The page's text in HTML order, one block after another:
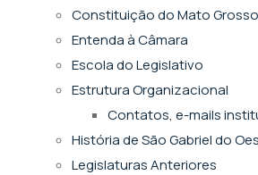
Constituição do Mato
Entenda à Câmara
Escola do Legislativo
Estrutura Organizacional
Contatos, e-mails
História de São Gabriel do
Legislaturas Anteriores